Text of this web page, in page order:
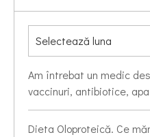
Am întrebat un medic
vaccinuri, antibiotice,
Dieta Oloproteică. Ce